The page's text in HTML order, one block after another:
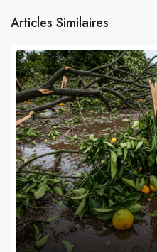
Articles Similaires